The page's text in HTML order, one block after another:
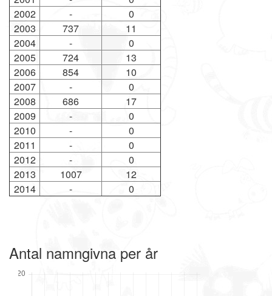
2002
-
0
2003
737
11
2004
-
0
2005
724
13
2006
854
10
2007
-
0
2008
686
17
2009
-
0
2010
-
0
2011
-
0
2012
-
0
2013
1007
12
2014
- 0
Antal namngivna per år